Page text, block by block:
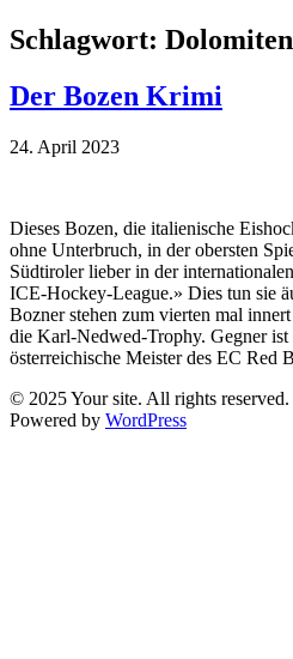
Schlagwort:
Der Bozen Krimi
24. April 2023
Dieses Bozen, die italienische
ohne Unterbruch, in der obersten
Südtiroler lieber in der
ICE-Hockey-League.» Dies tun sie
Bozner stehen zum vierten mal
die Karl-Nedwed-Trophy. Gegner ist
österreichische Meister des EC Red
© 2025 Your site. All rights reserved.
Powered by WordPress